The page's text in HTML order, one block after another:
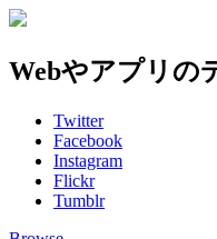
Webやアプリの
Twitter
Facebook
Instagram
Flickr
Tumblr